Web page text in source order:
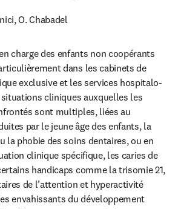
O. Chabadel
charge des enfants non coopérants
dans les cabinets de
exclusive et les services hospitalo-
cliniques auxquelles les
sont multiples, liées au
par le jeune âge des enfants, la
la phobie des soins dentaires, ou en
clinique spécifique, les caries de
handicaps comme la trisomie 21,
de l’attention et hyperactivité
envahissants du développement